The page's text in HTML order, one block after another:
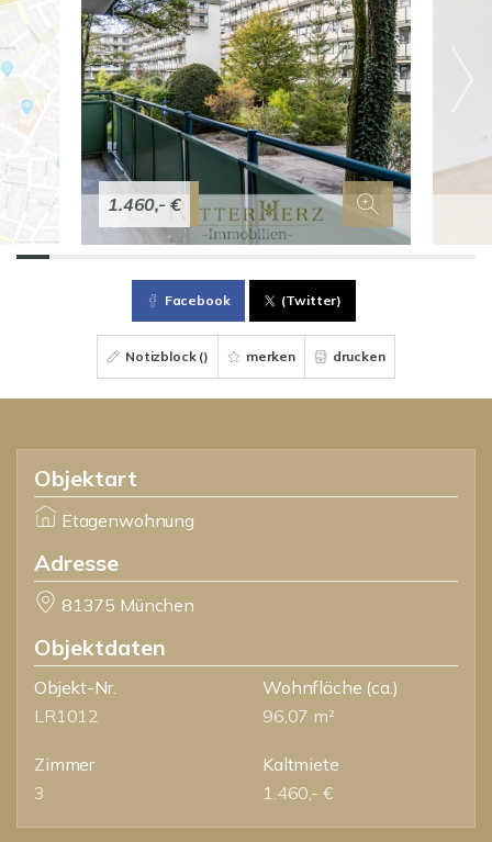
1.460,- €
Facebook (Twitter)
Notizblock () merken drucken
Objektart
Etagenwohnung
Adresse
81375 München
Objektdaten
Objekt-Nr.
LR1012
Wohnfläche (ca.)
96,07 m²
Zimmer
3
Kaltmiete
1.460,- €